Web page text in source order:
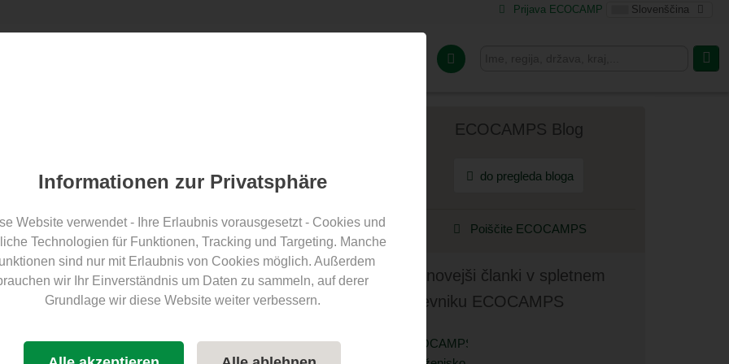
Prijava ECOCAMP Slovenščina
v Švici – Touring
bolj trajnosten
TCS trajnostno potovanje
E-mobilnost
ECOCAMPS Blog
do pregleda bloga
Poiščite ECOCAMPS
Najnovejši članki v spletnem
dnevniku ECOCAMPS
Informationen zur Privatsphäre
Website verwendet - Ihre Erlaubnis vorausgesetzt - Cookies und
Technologien für Funktionen, Tracking und Targeting. Manche
sind nur mit Erlaubnis von Cookies möglich. Außerdem
wir Ihr Einverständnis um Daten zu sammeln, auf derer
Grundlage wir diese Website weiter verbessern.